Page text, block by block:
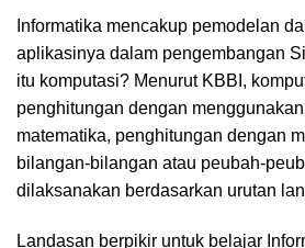
Informatika mencakup pemodelan
aplikasinya dalam pengembangan
itu komputasi? Menurut KBBI,
penghitungan dengan
matematika, penghitungan dengan
bilangan-bilangan atau peubah-
dilaksanakan berdasarkan urutan
Landasan berpikir untuk belajar